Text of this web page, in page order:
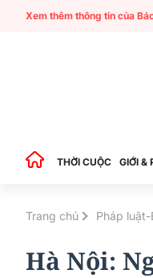
Xem thêm thông tin của
THỜI CUỘC GIỚI &
Trang chủ Pháp
Hà Nội: